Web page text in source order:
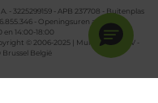
- 3225299159 - APB 237708 - Buitenplas
- Openingsuren apotheek:
en 14:00-18:00
© 2006-2025 | Multipharma CV -
Brussel België